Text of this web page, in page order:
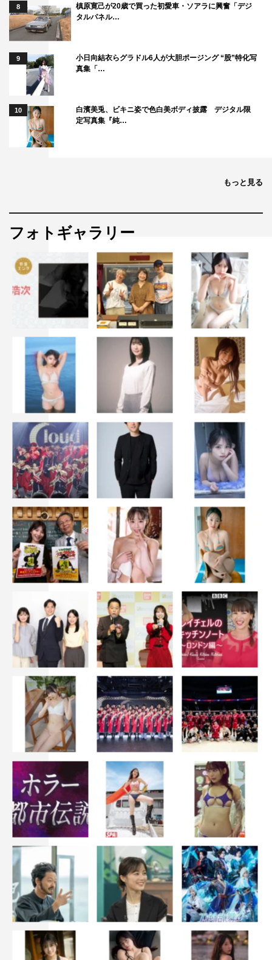
8
槙原寛己が20歳で買った初愛車・ソアラに興奮「デジ
タルパネル…
9
小日向結衣らグラドル6人が大胆ポージング “股”特化写
真集「…
10
白濱美兎、ビキニ姿で色白美ボディ披露 デジタル限
定写真集『純…
もっと見る
フォトギャラリー